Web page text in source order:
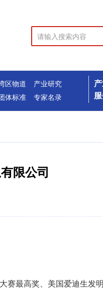
区物道
产业研究
体标准
专家名录
限公司
最高奖、美国爱迪生发